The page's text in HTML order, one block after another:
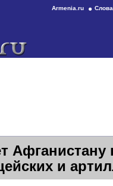
Armenia.ru
и